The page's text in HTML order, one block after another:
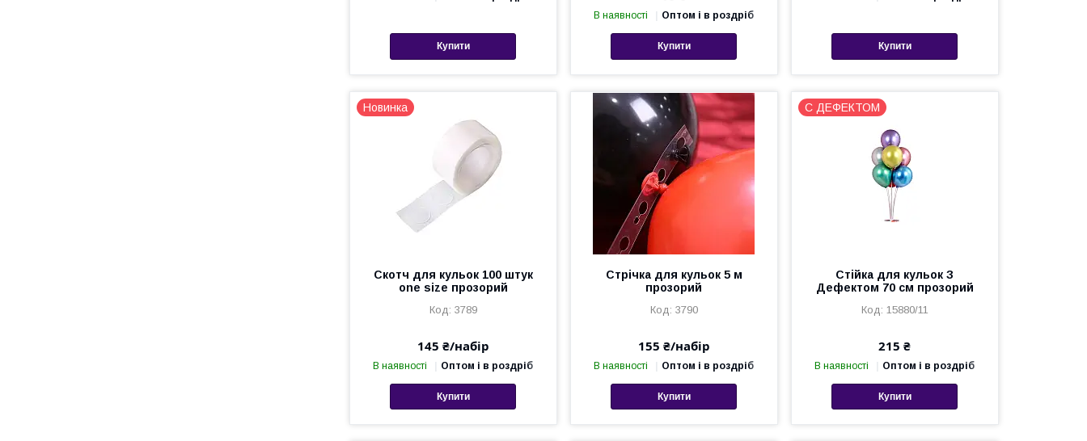
Купити
В наявності Оптом і в роздріб
Купити Купити
Новинка
Скотч для кульок 100 штук
one size прозорий
3789
145 ₴/набір
В наявності Оптом і в роздріб
Купити
Стрічка для кульок 5 м
прозорий
3790
155 ₴/набір
В наявності Оптом і в роздріб
Купити
С ДЕФЕКТОМ
Стійка для кульок З
Дефектом 70 см прозорий
15880/11
215 ₴
В наявності Оптом і в роздріб
Купити